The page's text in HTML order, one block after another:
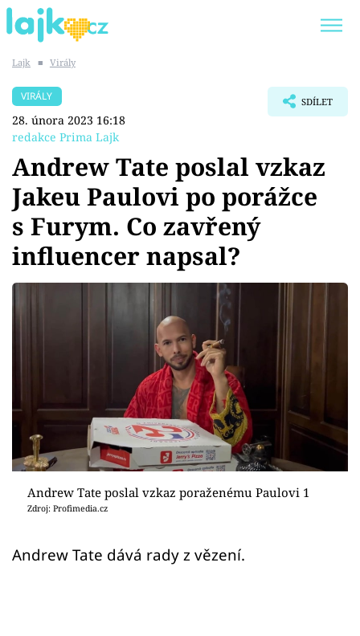
SHOPAHOLICADEL
Témata
Showbyznys
Youtubeři
Videa
Sledujte prima+
Přihlášení
Sledujte nás
Lajk ■ Virály
VIRÁLY
28. února 2023 16:18
redakce Prima Lajk
SDÍLET
Andrew Tate poslal vzkaz
Jakeu Paulovi po porážce
s Furym. Co zavřený
influencer napsal?
Andrew Tate poslal vzkaz poraženému Paulovi 1
Zdroj: Profimedia.cz
Andrew Tate dává rady z vězení.